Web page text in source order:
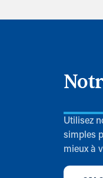
Utilisez
simples
mieux à